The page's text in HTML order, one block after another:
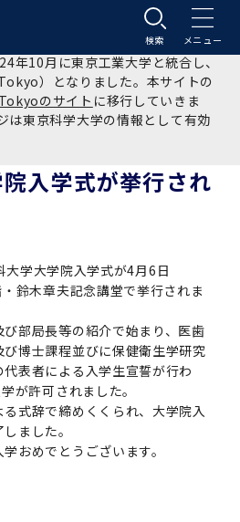
色
色トップ
に建つ東京医科歯科大
案内」（冊子）
シー
および大学院研究生募集
および大学院研究生募集
わせ窓口
(医歯学系)
(医歯学系) トップ
援制度について
）総合知と癒しの次世代
歯学系)春募集につい
(医歯学系)
(医歯学系)トップ
）トップレベルAI研究の
BOOST（医歯学
イエンティスト）養成支
生学科）
生学科）
保健学科）
大学基金
年10月に東京工業大学と統合し、
）となりました。本サイトの
のサイト に移行していきま
は東京科学大学の情報として有効
入学式が挙行され
学大学院入学式が4月6日
・鈴木章夫記念講堂で挙行されま
部局長等の紹介で始まり、医歯
博士課程並びに保健衛生学研究
表者による入学生宣誓が行わ
が許可されました。
式辞で締めくくられ、大学院入
ました。
おめでとうございます。